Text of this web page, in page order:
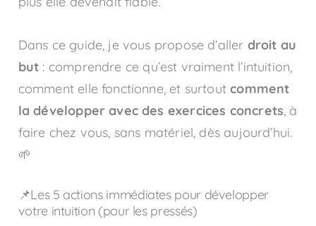
Dans ce guide, je vous propose d’aller droit au
but : comprendre ce qu’est vraiment l’intuition,
comment elle fonctionne, et surtoutcomment
la développer avec des exercices concrets, à
faire chez vous, sans matériel, dès aujourd’hui.
🌱
📌Les 5 actions immédiates pour développer
votre intuition (pour les pressés)